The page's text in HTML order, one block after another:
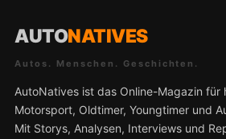
AUTONATIVES
Autos. Menschen. Geschichten.
AutoNatives ist das Online-Magazin für
Motorsport, Oldtimer, Youngtimer und
Mit Storys, Analysen, Interviews und